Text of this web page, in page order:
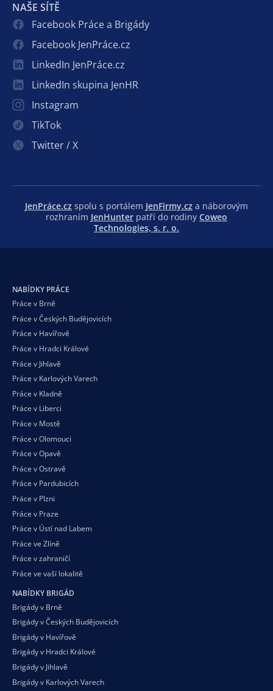
NAŠE SÍTĚ
Facebook Práce a Brigády
Facebook JenPráce.cz
LinkedIn JenPráce.cz
LinkedIn skupina JenHR
Instagram
TikTok
Twitter / X
JenPráce.cz spolu s portálem JenFirmy.cz a náborovým
rozhraním JenHunter patří do rodiny Coweo
Technologies, s. r. o.
NABÍDKY PRÁCE
Práce v Brně
Práce v Českých Budějovicích
Práce v Havířově
Práce v Hradci Králové
Práce v Jihlavě
Práce v Karlových Varech
Práce v Kladně
Práce v Liberci
Práce v Mostě
Práce v Olomouci
Práce v Opavě
Práce v Ostravě
Práce v Pardubicích
Práce v Plzni
Práce v Praze
Práce v Ústí nad Labem
Práce ve Zlíně
Práce v zahraničí
Práce ve vaší lokalitě
NABÍDKY BRIGÁD
Brigády v Brně
Brigády v Českých Budějovicích
Brigády v Havířově
Brigády v Hradci Králové
Brigády v Jihlavě
Brigády v Karlových Varech